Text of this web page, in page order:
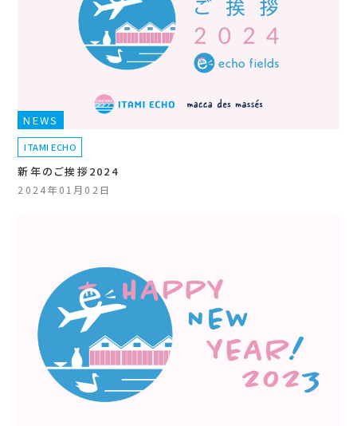
NEWS
ITAMI ECHO
新年のご挨拶2024
2024年01月02日